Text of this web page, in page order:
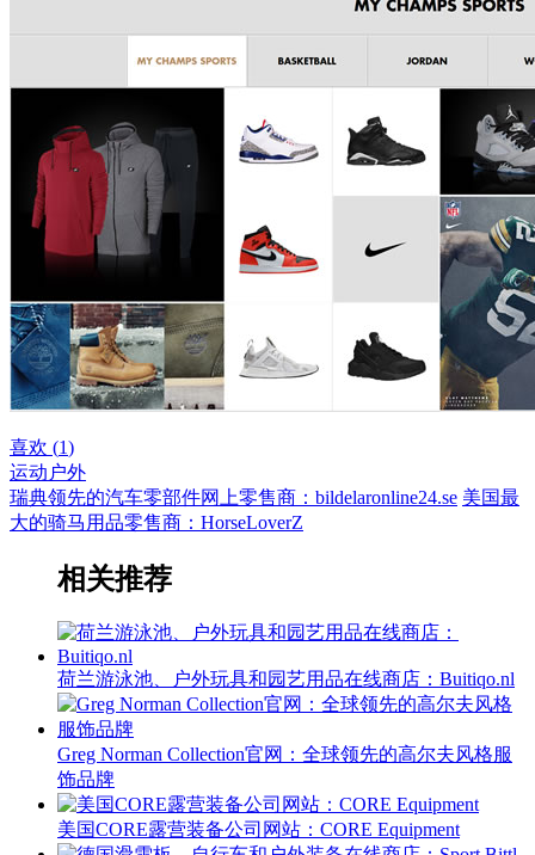
喜欢 (1)
运动户外
瑞典领先的汽车零部件网上零售商：bildelaronline24.se 美国最
大的骑马用品零售商：HorseLoverZ
相关推荐
荷兰游泳池、户外玩具和园艺用品在线商店：Buitiqo.nl
Greg Norman Collection官网：全球领先的高尔夫风格服
饰品牌
美国CORE露营装备公司网站：CORE Equipment